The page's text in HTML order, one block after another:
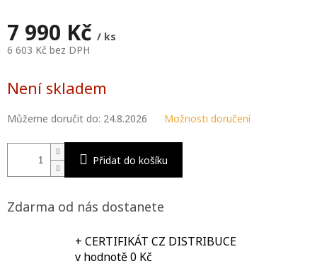
7 990 Kč / ks
6 603 Kč bez DPH
cena:
Není skladem
Můžeme doručit do: 24.8.2026 Možnosti doručení
Přidat do košíku
Zdarma od nás dostanete
+ CERTIFIKÁT CZ DISTRIBUCE
v hodnotě 0 Kč